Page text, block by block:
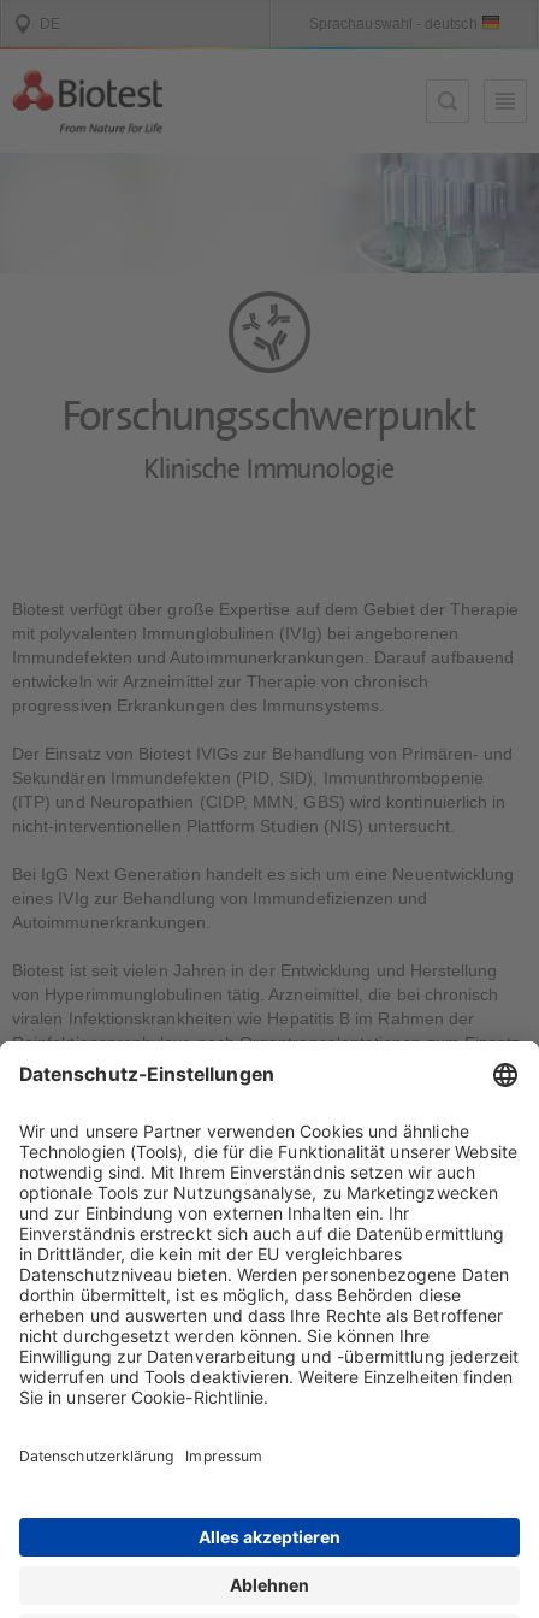
Forschungsschwerpunkt
Klinische Immunologie
Biotest verfügt über große Expertise auf dem Gebiet der Therapie
mit polyvalenten Immunglobulinen (IVIg) bei angeborenen
Immundefekten und Autoimmunerkrankungen. Darauf aufbauend
entwickeln wir Arzneimittel zur Therapie von chronisch
progressiven Erkrankungen des Immunsystems.
Der Einsatz von Biotest IVIGs zur Behandlung von Primären- und
Sekundären Immundefekten (PID, SID), Immunthrombopenie
(ITP) und Neuropathien (CIDP, MMN, GBS) wird kontinuierlich in
nicht-interventionellen Plattform Studien (NIS) untersucht.
Bei IgG Next Generation handelt es sich um eine Neuentwicklung
eines IVIg zur Behandlung von Immundefizienzen und
Autoimmunerkrankungen.
Biotest ist seit vielen Jahren in der Entwicklung und Herstellung
von Hyperimmunglobulinen tätig. Arzneimittel, die bei chronisch
viralen Infektionskrankheiten wie Hepatitis B im Rahmen der
Reinfektionsprophylaxe nach Organtransplantationen zum Einsatz
kommen.
Projekte in der Pipeline
IgG Next Generation / Yimmugo
BT595
Primäre Immundefizienz (PID)
IgG Next Generation / Yimmugo
BT595
Immunthrombocytopenie (ITP)
Kontakt Sitemap Impressum AGB